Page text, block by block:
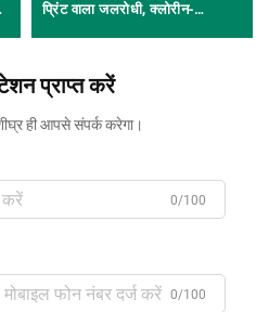
प्रिंट वाला जलरोधी, क्लोरीन-
फैब्रिक, जो स्पोर्ट्सवियर और
प्राप्त करें
ही आपसे संपर्क करेगा।
0/100
0/100